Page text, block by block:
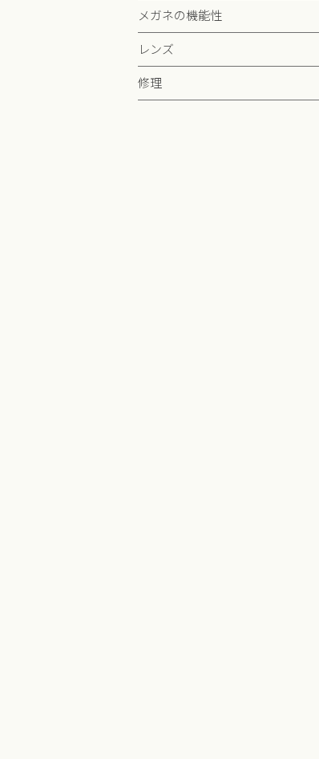
メガネの機能性
レンズ
修理